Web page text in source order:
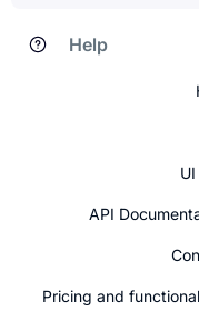
Help
API
Pricing and